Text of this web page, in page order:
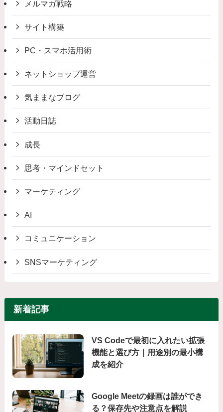
メルマガ戦略
サイト構築
PC・スマホ活用術
ネットショップ運営
気ままなブログ
活動日誌
成長
思考・マインドセット
マーケティング
AI
コミュニケーション
SNSマーケティング
新着記事
VS Codeで最初に入れたい拡張
機能と選び方｜用途別の最小構
成を紹介
Google Meetの録画は誰ができ
る？保存先や注意点を解説